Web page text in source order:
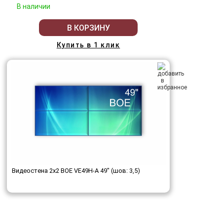
В наличии
В КОРЗИНУ
Купить в 1 клик
Видеостена 2x2 BOE VE49H-A 49" (шов: 3,5)